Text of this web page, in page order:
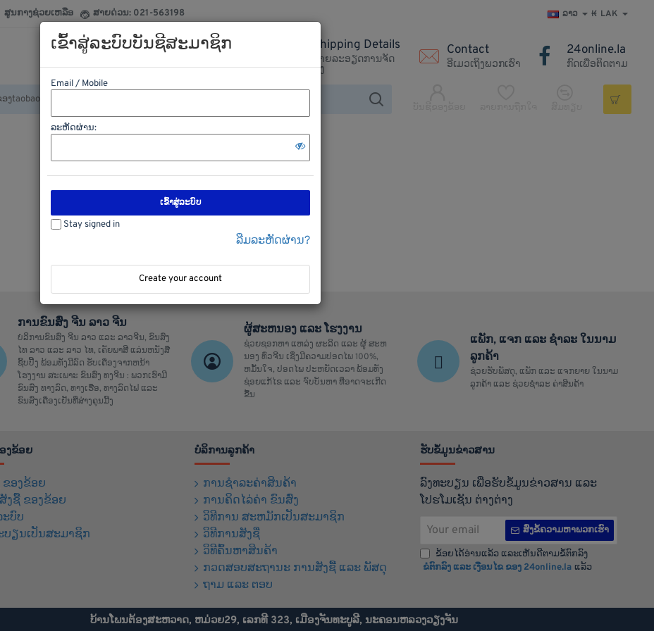
ສູນກາງຊ່ວຍເຫລືອ ສາຍດ່ວນ: 021-563198 ລາວ ₭ LAK
020-29377799
ຕິດຕໍ່ເຮົາໄດ້ຕະຫລອດ
Shipping Details
ລາຍລະອຽດການຈັດ
ສົ່ງ
Contact
ອີເມວເຖິງພວກເຮົາ
24online.la
ກົດເພື່ອຕິດຕາມ
ການຂົນສົ່ງ ຈີນ ລາວ ຈີນ
ບໍລິການຂົນສົ່ງ ຈີນ ລາວ ແລະ ລາວຈີນ, ຂົນສົ່ງ
ໄທ ລາວ ແລະ ລາວ ໄທ, ເຄັຍພາສີ ແລ່ນຫນັງສື
ຊິ້ບປີ້ງ ພ້ອມທັງມີລົດ ຮັບເຄື່ອງຈາກຫນ້າ
ໂຮງງານ ສະເພາະ ຂົນສົ່ງ ທງຈີນ : ພວກເຮົາມີ
ຂົນສົ່ງ ທາງລົດ, ທາງເຮື່ອ, ທາງລົດໄຟ ແລະ
ຂົນສົ່ງເຄື່ອງເຢັນທີ່ສ່າງຄຸນມີ້ງ
ຜູ້ສະຫນອງ ແລະ ໂຮງງານ
ຊ່ວຍຊອກຫາ ແຫລ່ງ ຜະລິດ ແລະ ຜູ້ ສະຫ
ນອງ ທົ່ວຈີນ ເຊິ່ງມີຄວາມປອດໄພ 100%,
ຫມັ້ນໃຈ, ປອດໄພ ປະຫຍັດເວລາ ພ້ອມທັງ
ຊ່ອຍແກ້ໄຂ ແລະ ຈົບບັນຫາ ທີ່ອາດຈະເກີດ
ຂື້ນ
ແພັກ, ແຈກ ແລະ ຊຳລະ ໃນນາມ
ລູກຄ້າ
ຊ່ວຍຮັບພັສດຸ, ແພັກ ແລະ ແຈກຍາຍ ໃນນາມ
ລູກຄ້າ ແລະ ຊ່ວຍຊຳລະ ຄ່າສິນຄ້າ
ງຂ້ອຍ
ອງຂ້ອຍ
ງຊື້ ຂອງຂ້ອຍ
ະບົບ
ບຽນເປັນສະມາຊິກ
ບໍລິການລູກຄ້າ
ການຊຳລະຄ່າສິນຄ້າ
ການຄິດໄລ່ຄ່າ ຂົນສົ່ງ
ວິທີການ ສະຫມັກເປັນສະມາຊິກ
ວິທີການສັງຊື່
ວິທີຄົ້ນຫາສິນຄ້າ
ກວດສອບສະຖານະ ການສັງຊື້ ແລະ ພັສດຸ
ຖາມ ແລະ ຕອບ
ຮັບຂໍ້ມູນຂ່າວສານ
ລົງທະບຽນ ເພື່ອຮັບຂໍ້ມູນຂ່າວສານ ແລະ
ໂປຮໂມເຊັນ ຕ່າງຕ່າງ
email
ສົ່ງຂໍ້ຄວາມຫາພວກເຮົາ
ຂ້ອຍໄດ້ອ່ານແລ້ວ ແລະເຫັນດີຕາມຂໍ້ຕົກລົງ
ຂໍຕົກລົງ ແລະ ເງືອນໄຂ ຂອງ 24online.la ແລ້ວ
ບ້ານໂພນຕ້ອງສະຫວາດ, ຫມ່ວຍ29, ເລກທີ 323, ເມືອງຈັນທະບູລີ, ນະຄອນຫລວງວຽງຈັນ
ເຂົ້າສູ່ລະບົບບັນຊີສະມາຊິກ
Email / Mobile
ລະຫັດຜ່ານ:
ເຂົ້າສູ່ລະບົບ
Stay signed in
ລືມລະຫັດຜ່ານ?
Create your account